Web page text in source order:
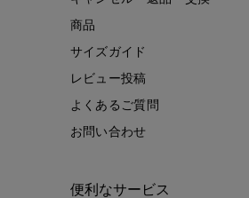
商品
サイズガイド
レビュー投稿
よくあるご質問
お問い合わせ
便利なサービス